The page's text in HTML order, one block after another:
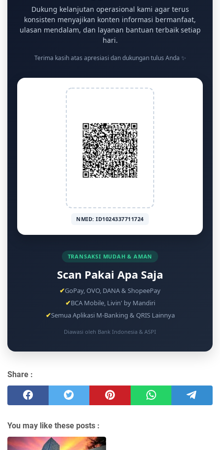
Dukung kelanjutan operasional kami agar terus
konsisten menyajikan konten informasi bermanfaat,
ulasan mendalam, dan layanan bantuan terbaik setiap
hari.
Terima kasih atas apresiasi dan dukungan tulus Anda ✨
NMID: ID1024337711724
TRANSAKSI MUDAH & AMAN
Scan Pakai Apa Saja
✔GoPay, OVO, DANA & ShopeePay
✔BCA Mobile, Livin' by Mandiri
✔Semua Aplikasi M-Banking & QRIS Lainnya
Diawasi oleh Bank Indonesia & ASPI
Share :
You may like these posts :